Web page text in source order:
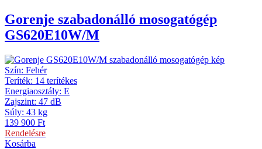
Gorenje szabadonálló mosogatógép
GS620E10W/M
Szín: Fehér
Teríték: 14 terítékes
Energiaosztály: E
Zajszint: 47 dB
Súly: 43 kg
139 900 Ft
Rendelésre
Kosárba